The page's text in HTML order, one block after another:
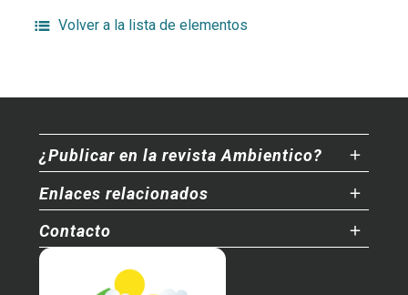
Volver a la lista de elementos
¿Publicar en la revista Ambientico?
Enlaces relacionados
Contacto